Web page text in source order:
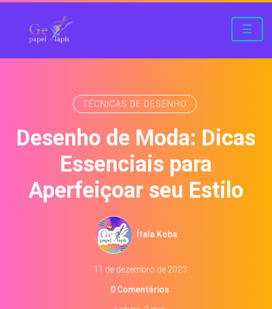
☰
TÉCNICAS DE DESENHO
Desenho de Moda: Dicas
Essenciais para
Aperfeiçoar seu Estilo
Ítala Koba
11 de dezembro de 2023
0 Comentários